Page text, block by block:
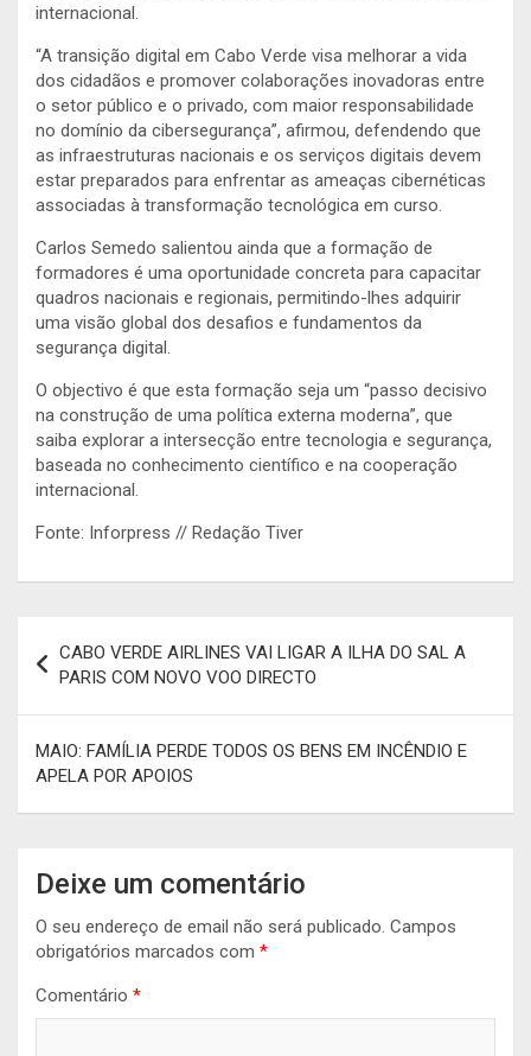
internacional.
“A transição digital em Cabo Verde visa melhorar a vida
dos cidadãos e promover colaborações inovadoras entre
o setor público e o privado, com maior responsabilidade
no domínio da cibersegurança”, afirmou, defendendo que
as infraestruturas nacionais e os serviços digitais devem
estar preparados para enfrentar as ameaças cibernéticas
associadas à transformação tecnológica em curso.
Carlos Semedo salientou ainda que a formação de
formadores é uma oportunidade concreta para capacitar
quadros nacionais e regionais, permitindo-lhes adquirir
uma visão global dos desafios e fundamentos da
segurança digital.
O objectivo é que esta formação seja um “passo decisivo
na construção de uma política externa moderna”, que
saiba explorar a intersecção entre tecnologia e segurança,
baseada no conhecimento científico e na cooperação
internacional.
Fonte: Inforpress // Redação Tiver
de
artigos
CABO VERDE AIRLINES VAI LIGAR A ILHA DO SAL A
PARIS COM NOVO VOO DIRECTO
MAIO: FAMÍLIA PERDE TODOS OS BENS EM INCÊNDIO E
APELA POR APOIOS
Deixe um comentário
O seu endereço de email não será publicado. Campos
obrigatórios marcados com *
Comentário *